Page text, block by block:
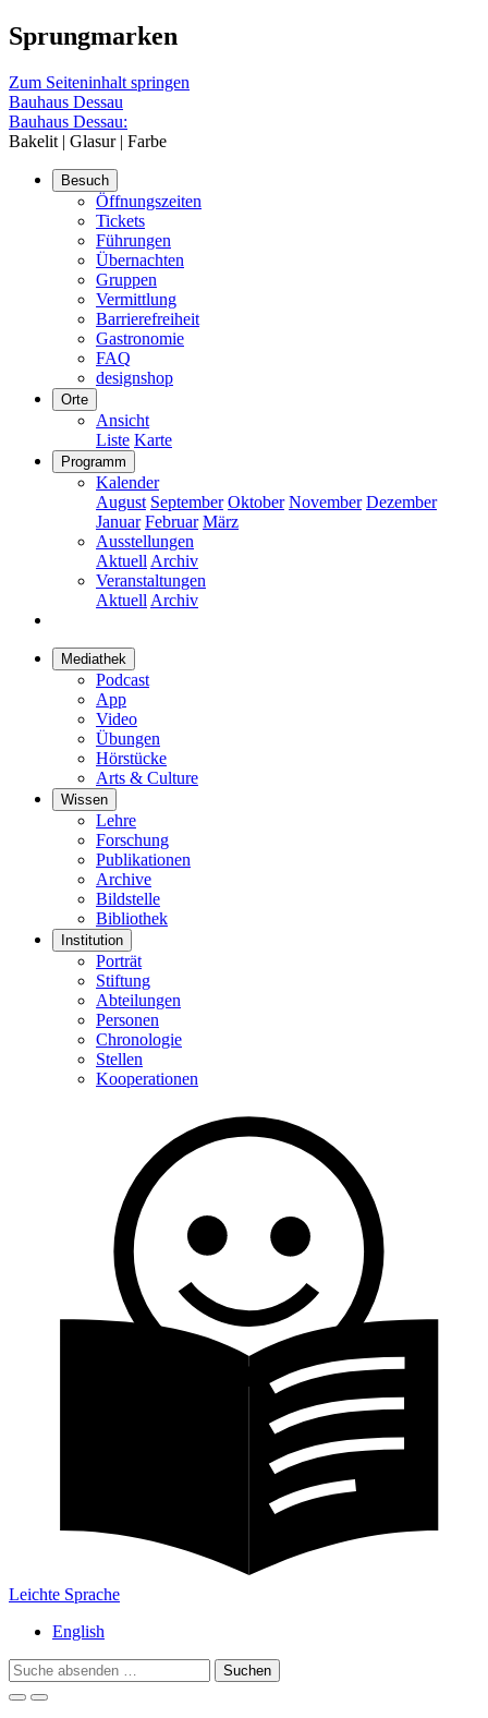
Sprungmarken
Zum Seiteninhalt springen
Bauhaus Dessau
Bauhaus Dessau:
Bakelit | Glasur | Farbe
Besuch
Öffnungszeiten
Tickets
Führungen
Übernachten
Gruppen
Vermittlung
Barrierefreiheit
Gastronomie
FAQ
designshop
Orte
Ansicht
Liste Karte
Programm
Kalender
August September Oktober November Dezember
Januar Februar März
Ausstellungen
Aktuell Archiv
Veranstaltungen
Aktuell Archiv
Mediathek
Podcast
App
Video
Übungen
Hörstücke
Arts & Culture
Wissen
Lehre
Forschung
Publikationen
Archive
Bildstelle
Bibliothek
Institution
Porträt
Stiftung
Abteilungen
Personen
Chronologie
Stellen
Kooperationen
Leichte Sprache
English
Search
for: